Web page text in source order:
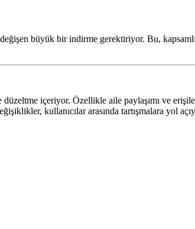
büyük bir indirme gerektiriyor. Bu,
içeriyor. Özellikle aile paylaşımı ve
kullanıcılar arasında tartışmalara yol